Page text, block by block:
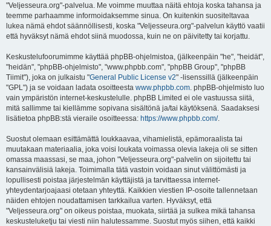
"Veljesseura.org"-palvelua. Me voimme muuttaa näitä ehtoja koska tahansa ja
teemme parhaamme informoidaksemme sinua. On kuitenkin suositeltavaa
lukea nämä ehdot säännöllisesti, koska "Veljesseura.org"-palvelun käyttö vaatii
että hyväksyt nämä ehdot siinä muodossa, kuin ne on päivitetty tai korjattu.
Keskustelufoorumimme käyttää phpBB-ohjelmistoa, (jälkeenpäin "he", "heidät",
"heidän", "phpBB-ohjelmisto", "www.phpbb.com", "phpBB Group", "phpBB
Tiimit"), joka on julkaistu "General Public License v2" -lisenssillä (jälkeenpäin
"GPL") ja se voidaan ladata osoitteesta www.phpbb.com. phpBB-ohjelmisto luo
vain ympäristön internet-keskustelulle. phpBB Limited ei ole vastuussa siitä,
mitä sallimme tai kiellämme sopivana sisältönä ja/tai käytöksenä. Saadaksesi
lisätietoa phpBB:stä vieraile osoitteessa: https://www.phpbb.com/.
Suostut olemaan esittämättä loukkaavaa, vihamielistä, epämoraalista tai
muutakaan materiaalia, joka voisi loukata voimassa olevia lakeja oli se sitten
omassa maassasi, se maa, johon "Veljesseura.org"-palvelin on sijoitettu tai
kansainvälisiä lakeja. Toimimalla tätä vastoin voidaan sinut välittömästi ja
lopullisesti poistaa järjestelmän käyttäjistä ja tarvittaessa internet-
yhteydentarjoajaasi otetaan yhteyttä. Kaikkien viestien IP-osoite tallennetaan
näiden ehtojen noudattamisen tarkkailua varten. Hyväksyt, että
"Veljesseura.org" on oikeus poistaa, muokata, siirtää ja sulkea mikä tahansa
keskusteluketju tai viesti niin halutessamme. Suostut myös siihen, että kaikki